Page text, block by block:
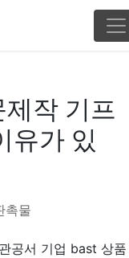
작 기프
유가 있
공서 기업 bast 상품